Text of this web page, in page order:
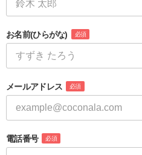
お名前(ひらがな) 必須
メールアドレス 必須
電話番号 必須